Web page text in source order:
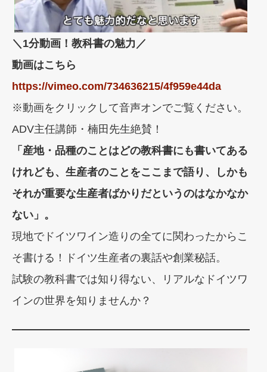
＼1分動画！教科書の魅力／
動画はこちら
https://vimeo.com/734636215/4f959e44da
※動画をクリックして音声オンでご覧ください。
ADV主任講師・楠田先生絶賛！
「産地・品種のことはどの教科書にも書いてある
けれども、生産者のことをここまで語り、しかも
それが重要な生産者ばかりだというのはなかなか
ない」。
現地でドイツワイン造りの全てに関わったからこ
そ書ける！ドイツ生産者の裏話や創業秘話。
試験の教科書では知り得ない、リアルなドイツワ
インの世界を知りませんか？